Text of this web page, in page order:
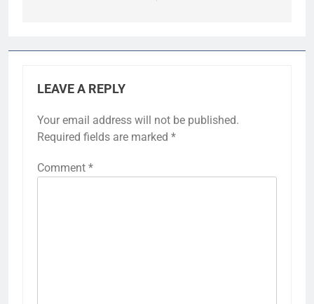
LEAVE A REPLY
Your email address will not be published.
Required fields are marked *
Comment *